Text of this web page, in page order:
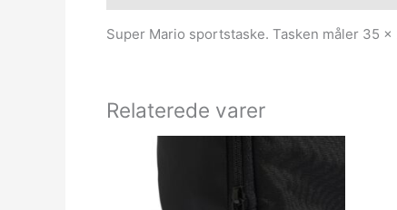
Super Mario sportstaske. Tasken måler 35 x
Relaterede varer